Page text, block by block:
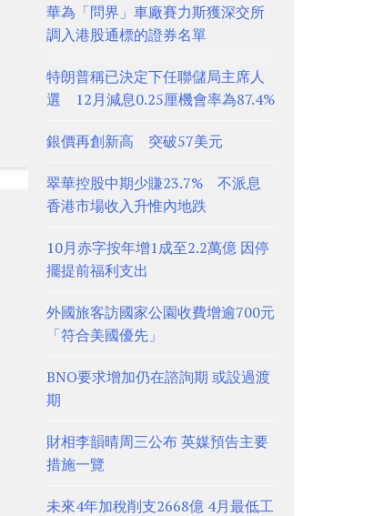
華為「問界」車廠賽力斯獲深交所
調入港股通標的證券名單
特朗普稱已決定下任聯儲局主席人
選 12月減息0.25厘機會率為87.4%
銀價再創新高 突破57美元
翠華控股中期少賺23.7% 不派息
香港市場收入升惟內地跌
10月赤字按年增1成至2.2萬億 因停
擺提前福利支出
外國旅客訪國家公園收費增逾700元
「符合美國優先」
BNO要求增加仍在諮詢期 或設過渡
期
財相李韻晴周三公布 英媒預告主要
措施一覽
未來4年加稅削支2668億 4月最低工